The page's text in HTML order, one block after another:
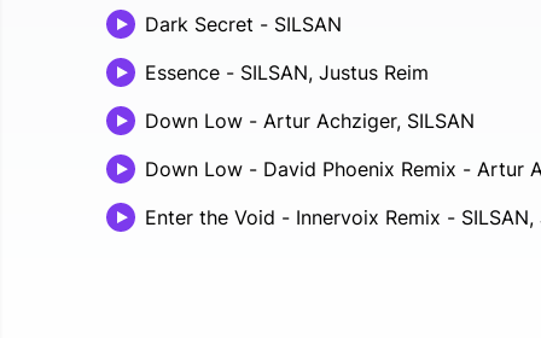
Dark Secret - SILSAN
Essence - SILSAN, Justus Reim
Down Low - Artur Achziger, SILSAN
Down Low - David Phoenix Remix - Artur
Enter the Void - Innervoix Remix -